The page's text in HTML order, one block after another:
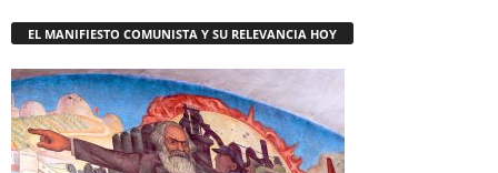
EL MANIFIESTO COMUNISTA Y SU RELEVANCIA HOY